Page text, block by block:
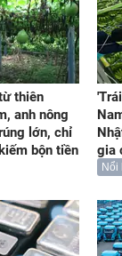
thiên
anh nông
lớn, chỉ
bộn tiền
gia
Nổi